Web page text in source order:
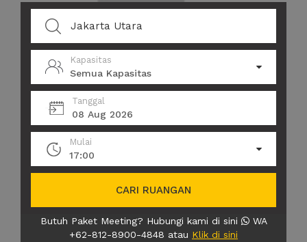
Kapasitas
Semua Kapasitas
Tanggal
08 Aug 2026
Mulai
17:00
CARI RUANGAN
Butuh Paket Meeting? Hubungi kami di sini
WA
+62-812-8900-4848 atau Klik di sini